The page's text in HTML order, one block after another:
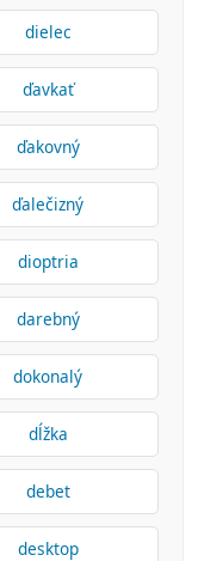
dielec
ďavkať
ďakovný
ďalečizný
dioptria
darebný
dokonalý
dĺžka
debet
desktop